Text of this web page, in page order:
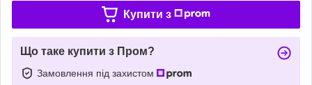
Купити з
Що таке купити з Пром?
Замовлення під захистом